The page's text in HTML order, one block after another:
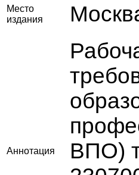
Место
издания
Аннотация
ВПО)